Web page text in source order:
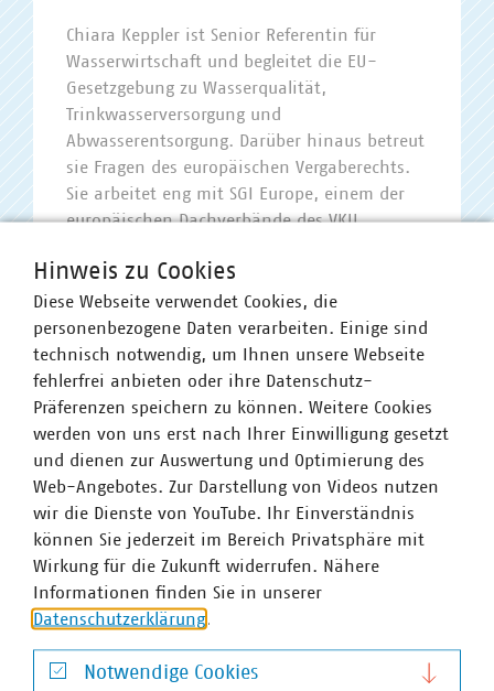
Chiara Keppler ist Senior Referentin für
Wasserwirtschaft und begleitet die EU-
Gesetzgebung zu Wasserqualität,
Trinkwasserversorgung und
Abwasserentsorgung. Darüber hinaus betreut
sie Fragen des europäischen Vergaberechts.
Sie arbeitet eng mit SGI Europe, einem der
europäischen Dachverbände des VKU,
VKU-Bereiche
Hinweis zu Cookies
Diese Webseite verwendet Cookies, die
personenbezogene Daten verarbeiten. Einige sind
technisch notwendig, um Ihnen unsere Webseite
fehlerfrei anbieten oder ihre Datenschutz-
Präferenzen speichern zu können. Weitere Cookies
werden von uns erst nach Ihrer Einwilligung gesetzt
und dienen zur Auswertung und Optimierung des
Web-Angebotes. Zur Darstellung von Videos nutzen
wir die Dienste von YouTube. Ihr Einverständnis
können Sie jederzeit im Bereich Privatsphäre mit
Wirkung für die Zukunft widerrufen. Nähere
Informationen finden Sie in unserer
Datenschutzerklärung
Notwendige Cookies